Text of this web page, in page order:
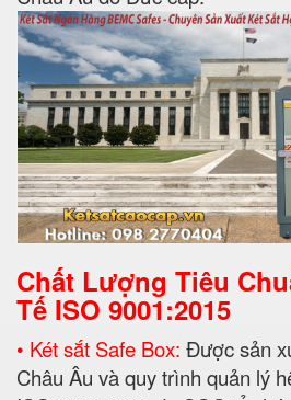
Chất Lượng Tiêu
Tế ISO 9001:2015
• Két sắt Safe Box: Được sản
Châu Âu và quy trình quản lý